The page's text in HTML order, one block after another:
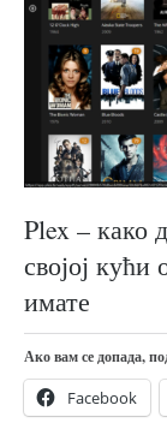
бонус
светлопис
духовни отац
православље
породичне
прота Воја
уместо
календар
Plex – како
својој
имате
Ако вам се допада,
Facebook